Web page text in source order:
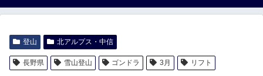
登山 北アルプス・中信
長野県 雪山登山 ゴンドラ 3月 リフト